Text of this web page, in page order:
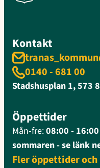
Kontakt
0140 - 681 00
Stadshusplan 1, 573
Öppettider
Mån-fre:08:00 -
sommaren - se länk
Fler öppettider